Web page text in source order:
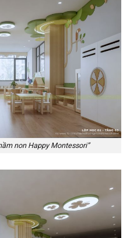
non Happy Montessori”